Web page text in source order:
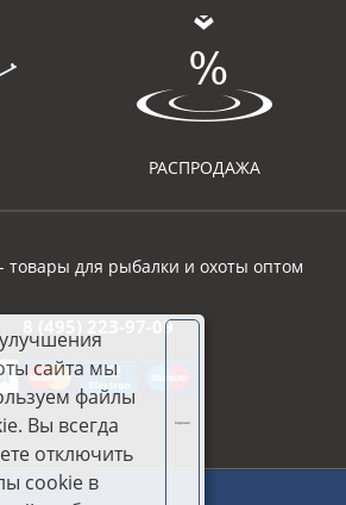
РАСПРОДАЖА
- товары для рыбалки и охоты оптом
8 (495) 223-97-09
сайта мы
файлы
Вы всегда
отключить
cookie в
Хорошо